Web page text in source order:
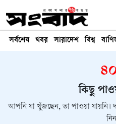
সর্বশেষ খবর সারাদেশ বিশ্ব
কিছু
আপনি যা খুঁজছেন, তা পাওয়া যায়নি।